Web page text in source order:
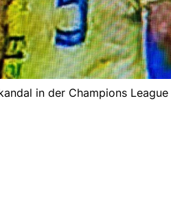
in der Champions